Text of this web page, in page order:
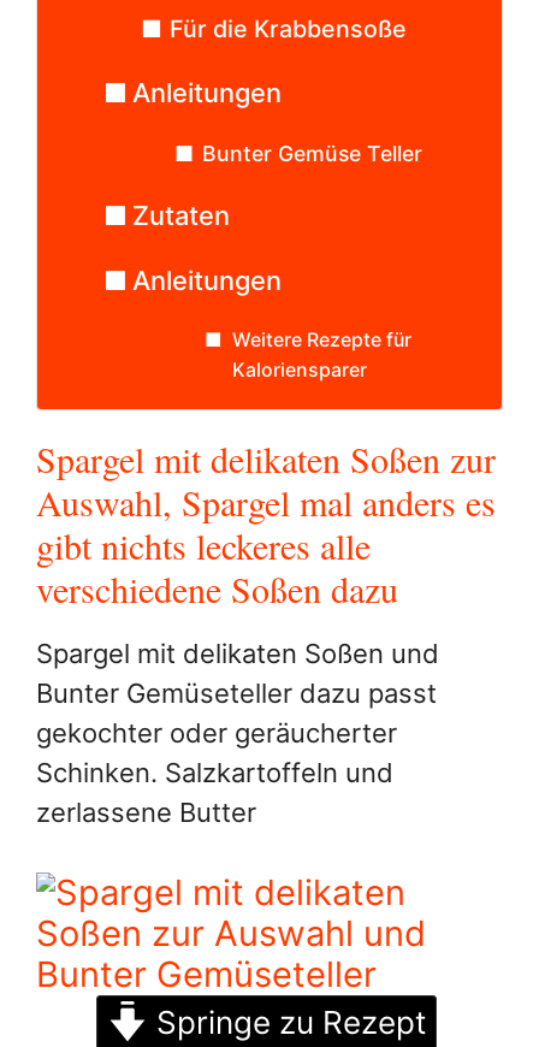
Für die Krabbensoße
Anleitungen
Bunter Gemüse Teller
Zutaten
Anleitungen
Weitere Rezepte für
Kaloriensparer
Spargel mit delikaten Soßen zur
Auswahl, Spargel mal anders es
gibt nichts leckeres alle
verschiedene Soßen dazu
Spargel mit delikaten Soßen und
Bunter Gemüseteller dazu passt
gekochter oder geräucherter
Schinken. Salzkartoffeln und
zerlassene Butter
Springe zu Rezept